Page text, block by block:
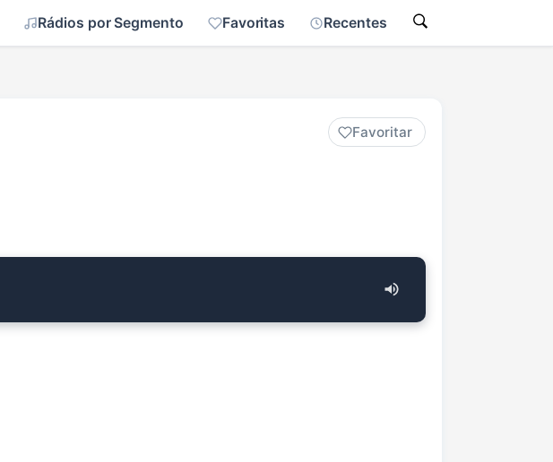
Rádios por Segmento Favoritas Recentes
Favoritar